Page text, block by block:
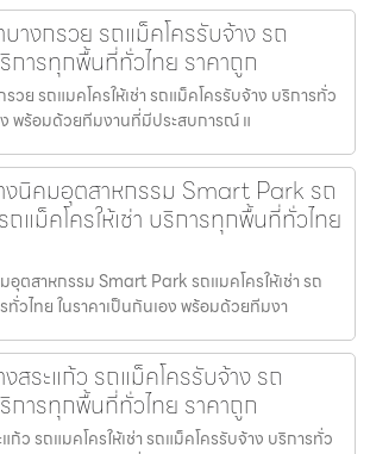
บางกรวย รถแม็คโครรับจ้าง รถ
ริการทุกพื้นที่ทั่วไทย ราคาถูก
รวย รถแมคโครให้เช่า รถแม็คโครรับจ้าง บริการทั่ว
ง พร้อมด้วยทีมงานที่มีประสบการณ์ แ
งนิคมอุตสาหกรรม Smart Park รถ
ถแม็คโครให้เช่า บริการทุกพื้นที่ทั่วไทย
ตสาหกรรม Smart Park รถแมคโครให้เช่า รถ
ทั่วไทย ในราคาเป็นกันเอง พร้อมด้วยทีมงา
สระแก้ว รถแม็คโครรับจ้าง รถ
ริการทุกพื้นที่ทั่วไทย ราคาถูก
ก้ว รถแมคโครให้เช่า รถแม็คโครรับจ้าง บริการทั่ว